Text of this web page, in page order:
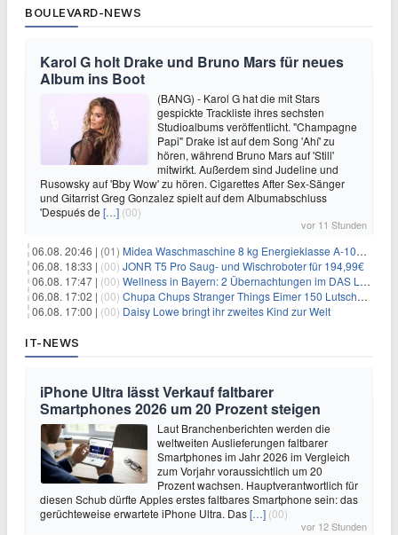
BOULEVARD-NEWS
Karol G holt Drake und Bruno Mars für neues
Album ins Boot
(BANG) - Karol G hat die mit Stars
gespickte Trackliste ihres sechsten
Studioalbums veröffentlicht. "Champagne
Papi" Drake ist auf dem Song 'Ahí' zu
hören, während Bruno Mars auf 'Still'
mitwirkt. Außerdem sind Judeline und
Rusowsky auf 'Bby Wow' zu hören. Cigarettes After Sex-Sänger
und Gitarrist Greg Gonzalez spielt auf dem Albumabschluss
'Después de […] (00)
vor 11 Stunden
06.08. 20:46 | (01) Midea Waschmaschine 8 kg Energieklasse A-10% 1400 U/Min für 289,97€
06.08. 18:33 | (00) JONR T5 Pro Saug- und Wischroboter für 194,99€
06.08. 17:47 | (00) Wellness in Bayern: 2 Übernachtungen im DAS LUDWIG Sports Resort inkl. HP + Wellness ab 174€ p.P.
06.08. 17:02 | (00) Chupa Chups Stranger Things Eimer 150 Lutscher für 21,95€
06.08. 17:00 | (00) Daisy Lowe bringt ihr zweites Kind zur Welt
IT-NEWS
iPhone Ultra lässt Verkauf faltbarer
Smartphones 2026 um 20 Prozent steigen
Laut Branchenberichten werden die
weltweiten Auslieferungen faltbarer
Smartphones im Jahr 2026 im Vergleich
zum Vorjahr voraussichtlich um 20
Prozent wachsen. Hauptverantwortlich für
diesen Schub dürfte Apples erstes faltbares Smartphone sein: das
gerüchteweise erwartete iPhone Ultra. Das[…] (00)
vor 12 Stunden